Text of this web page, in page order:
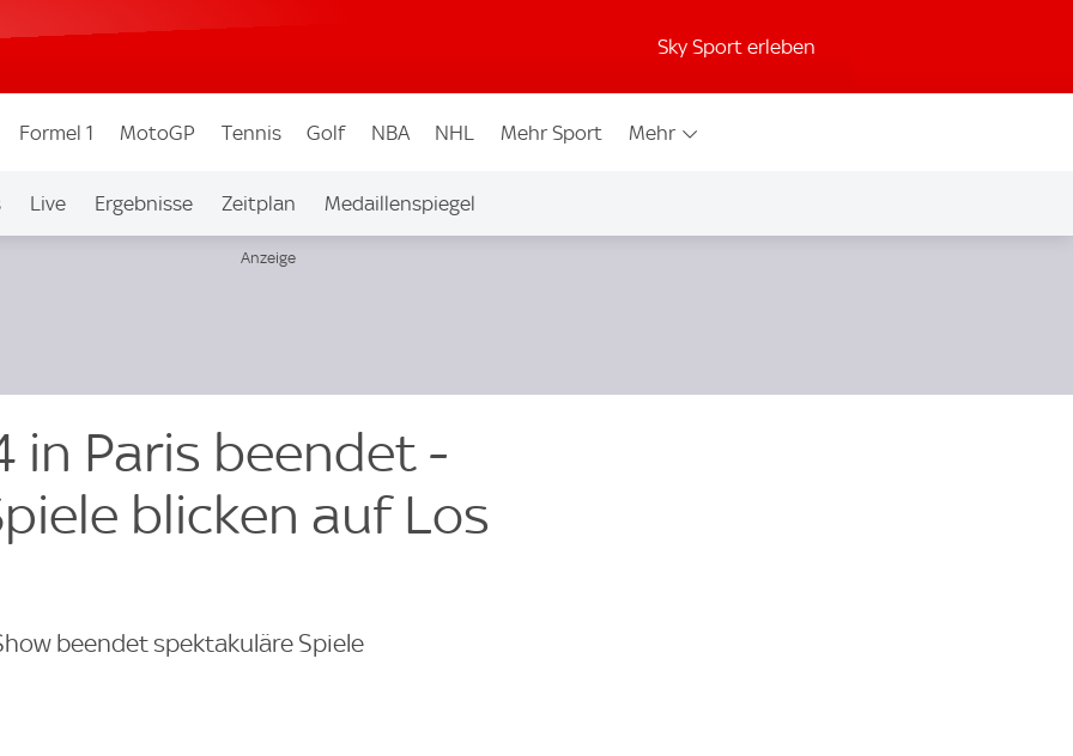
Sky Sport erleben
Formel 1 MotoGP Tennis Golf NBA NHL Mehr Sport Mehr
Live Ergebnisse Zeitplan Medaillenspiegel
in Paris beendet -
blicken auf Los
beendet spektakuläre Spiele